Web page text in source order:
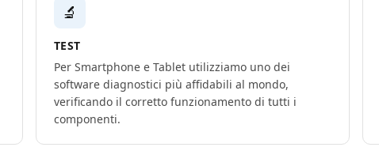
🔬
TEST
Per Smartphone e Tablet utilizziamo uno dei
software diagnostici più affidabili al mondo,
verificando il corretto funzionamento di tutti i
componenti.